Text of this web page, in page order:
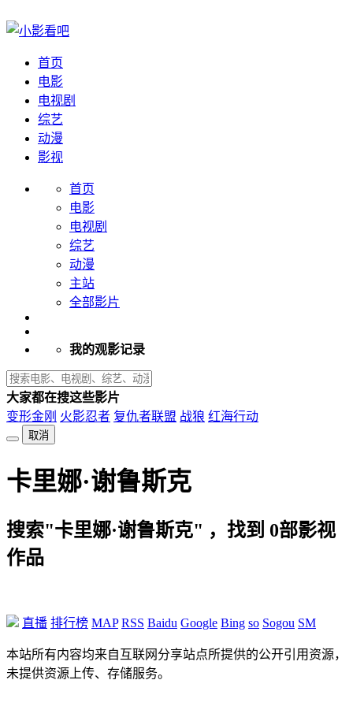
首页
电影
电视剧
综艺
动漫
影视
首页
电影
电视剧
综艺
动漫
主站
全部影片
我的观影记录
大家都在搜这些影片
变形金刚 火影忍者 复仇者联盟 战狼 红海行动
取消
卡里娜·谢鲁斯克
搜索"卡里娜·谢鲁斯克" ，找到 0部影视
作品
直播 排行榜 MAP RSS Baidu Google Bing so Sogou SM
本站所有内容均来自互联网分享站点所提供的公开引用资源，
未提供资源上传、存储服务。